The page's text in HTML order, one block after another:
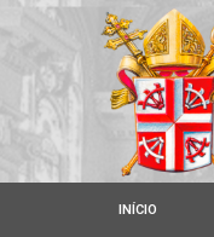
INÍCIO